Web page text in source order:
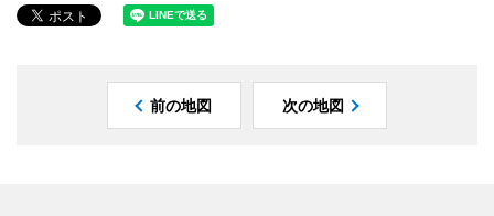
前の地図 次の地図